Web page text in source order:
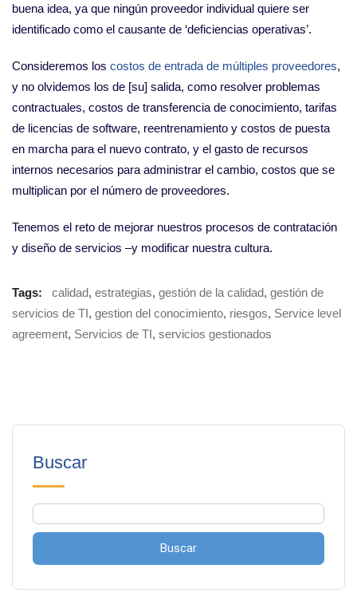
buena idea, ya que ningún proveedor individual quiere ser
identificado como el causante de ‘deficiencias operativas’.
Consideremos los costos de entrada de múltiples proveedores,
y no olvidemos los de [su] salida, como resolver problemas
contractuales, costos de transferencia de conocimiento, tarifas
de licencias de software, reentrenamiento y costos de puesta
en marcha para el nuevo contrato, y el gasto de recursos
internos necesarios para administrar el cambio, costos que se
multiplican por el número de proveedores.
Tenemos el reto de mejorar nuestros procesos de contratación
y diseño de servicios –y modificar nuestra cultura.
Tags: calidad, estrategias, gestión de la calidad, gestión de
servicios de TI, gestion del conocimiento, riesgos, Service level
agreement, Servicios de TI, servicios gestionados
Buscar
Buscar